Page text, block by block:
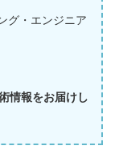
グ・エンジニア
情報をお届けし